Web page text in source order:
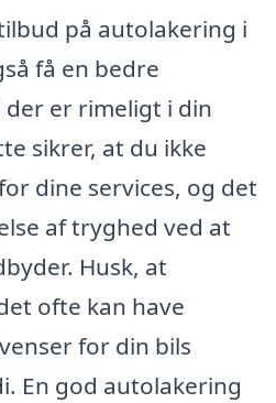
på autolakering i
få en bedre
er rimeligt i din
sikrer, at du ikke
dine services, og det
af tryghed ved at
Husk, at
ofte kan have
for din bils
En god autolakering